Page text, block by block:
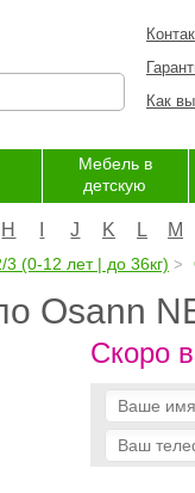
Как
Мебель в
детскую
H J K L M
3 (0-12 лет | до 36кг)
Osann
Скоро